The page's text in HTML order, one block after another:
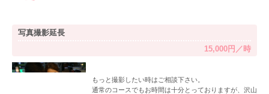
写真撮影延長
15,000円／時
もっと撮影したい時はご相談下さい。
通常のコースでもお時間は十分とっておりますが、沢山